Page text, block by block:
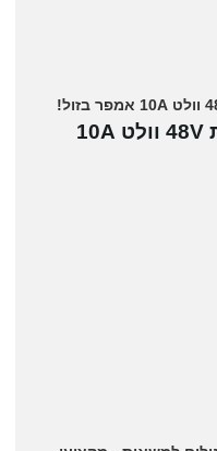
סוללה לאופניים חשמליות 48V וולט 10A